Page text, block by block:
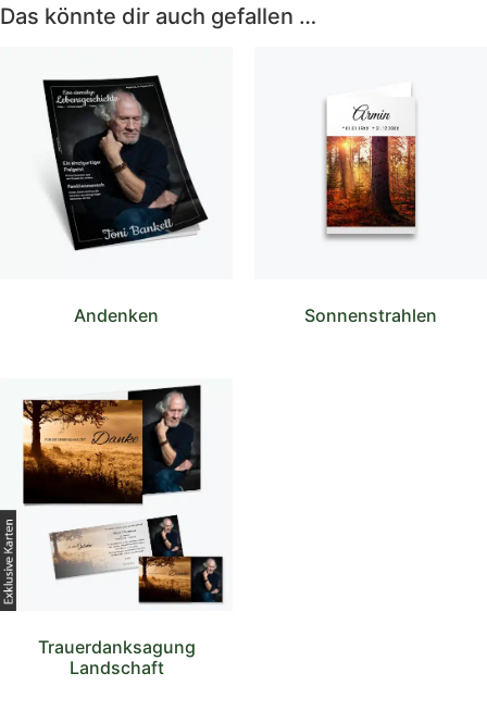
Das könnte dir auch gefallen …
Andenken Sonnenstrahlen
Trauerdanksagung
Landschaft